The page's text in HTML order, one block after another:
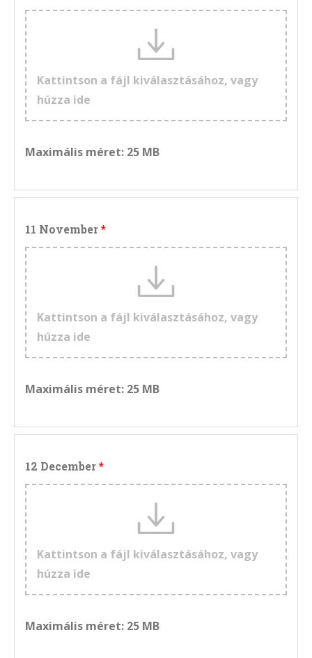
Kattintson a fájl kiválasztásához, vagy
húzza ide
Maximális méret: 25 MB
11 November
Kattintson a fájl kiválasztásához, vagy
húzza ide
Maximális méret: 25 MB
12 December
Kattintson a fájl kiválasztásához, vagy
húzza ide
Maximális méret: 25 MB